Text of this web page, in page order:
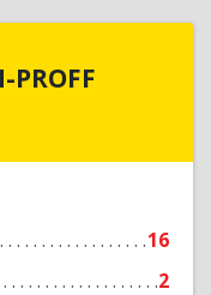
16
2
PROFF
р-н,